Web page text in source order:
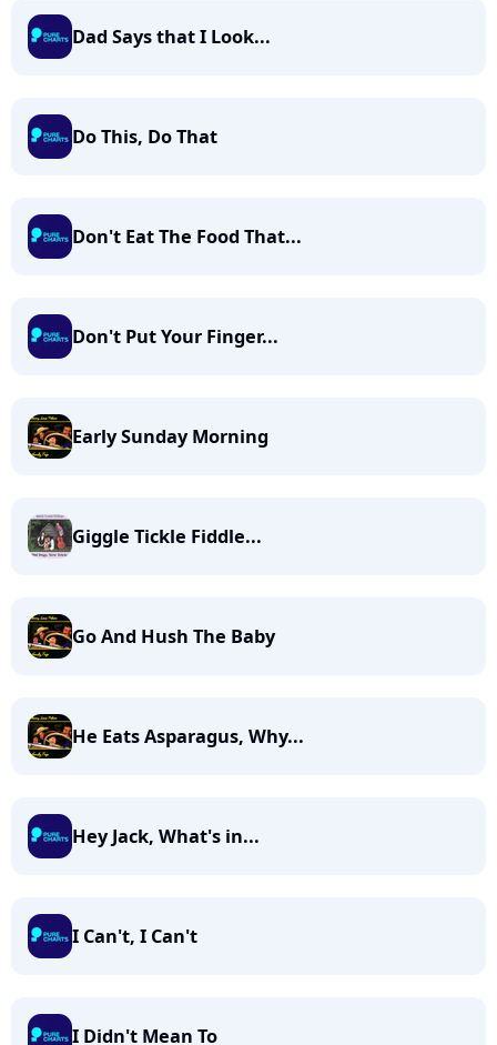
Dad Says that I Look...
Do This, Do That
Don't Eat The Food That...
Don't Put Your Finger...
Early Sunday Morning
Giggle Tickle Fiddle...
Go And Hush The Baby
He Eats Asparagus, Why...
Hey Jack, What's in...
I Can't, I Can't
I Didn't Mean To